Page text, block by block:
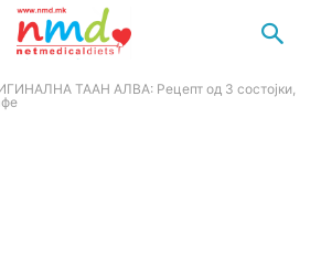
ТААН АЛВА: Рецепт од 3 состојки,